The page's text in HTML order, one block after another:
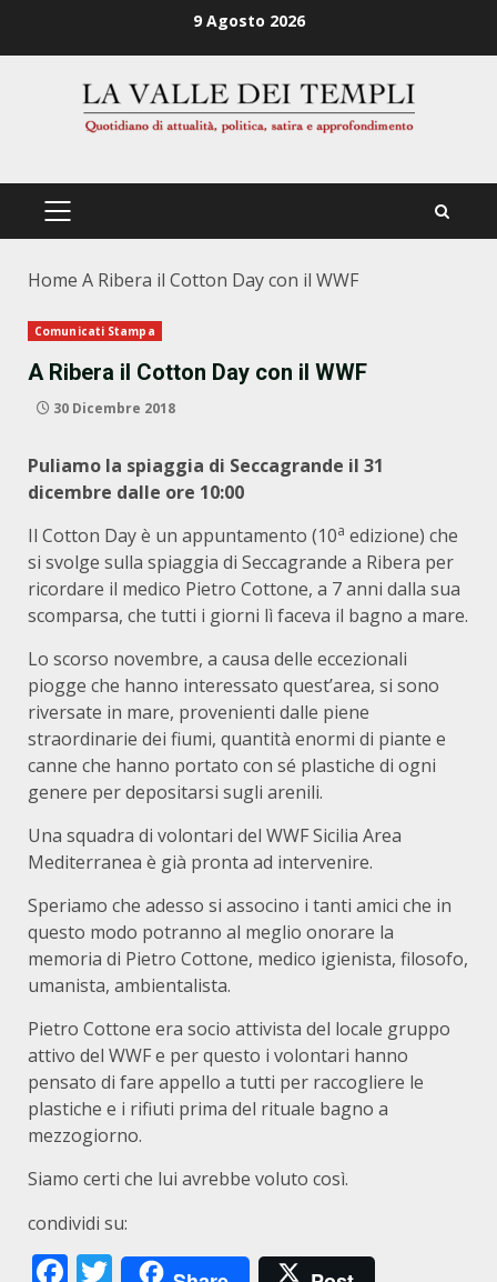
9 Agosto 2026
PRIMÄRES
Home A Ribera il Cotton Day con il WWF
Comunicati Stampa
A Ribera il Cotton Day con il WWF
30 Dicembre 2018
Puliamo la spiaggia di Seccagrande il 31
dicembre dalle ore 10:00
Il Cotton Day è un appuntamento (10a edizione) che
si svolge sulla spiaggia di Seccagrande a Ribera per
ricordare il medico Pietro Cottone, a 7 anni dalla sua
scomparsa, che tutti i giorni lì faceva il bagno a mare.
Lo scorso novembre, a causa delle eccezionali
piogge che hanno interessato quest’area, si sono
riversate in mare, provenienti dalle piene
straordinarie dei fiumi, quantità enormi di piante e
canne che hanno portato con sé plastiche di ogni
genere per depositarsi sugli arenili.
Una squadra di volontari del WWF Sicilia Area
Mediterranea è già pronta ad intervenire.
Speriamo che adesso si associno i tanti amici che in
questo modo potranno al meglio onorare la
memoria di Pietro Cottone, medico igienista, filosofo,
umanista, ambientalista.
Pietro Cottone era socio attivista del locale gruppo
attivo del WWF e per questo i volontari hanno
pensato di fare appello a tutti per raccogliere le
plastiche e i rifiuti prima del rituale bagno a
mezzogiorno.
Siamo certi che lui avrebbe voluto così.
condividi su:
Facebook
Twitter